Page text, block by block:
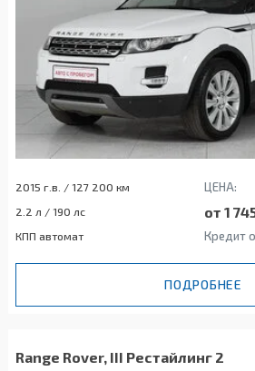
2015 г.в. / 127 200 км ЦЕНА:
2.2 л / 190 лс от 1
КПП автомат Кредит
ПОДРОБНЕЕ
Range Rover, III Рестайлинг 2